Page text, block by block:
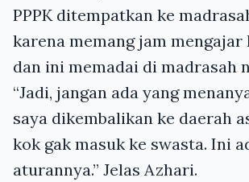
PPPK ditempatkan ke
karena memang jam mengajar
dan ini memadai di madrasah
“Jadi, jangan ada yang
saya dikembalikan ke daerah
kok gak masuk ke swasta. Ini
aturannya.” Jelas Azhari.